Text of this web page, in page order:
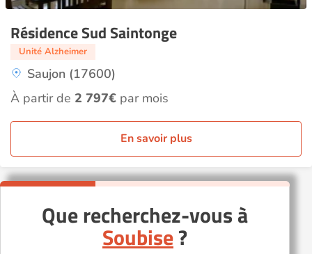
Résidence Sud Saintonge
Unité Alzheimer
Saujon (17600)
À partir de 2 797€ par mois
En savoir plus
Que recherchez-vous à
Soubise?